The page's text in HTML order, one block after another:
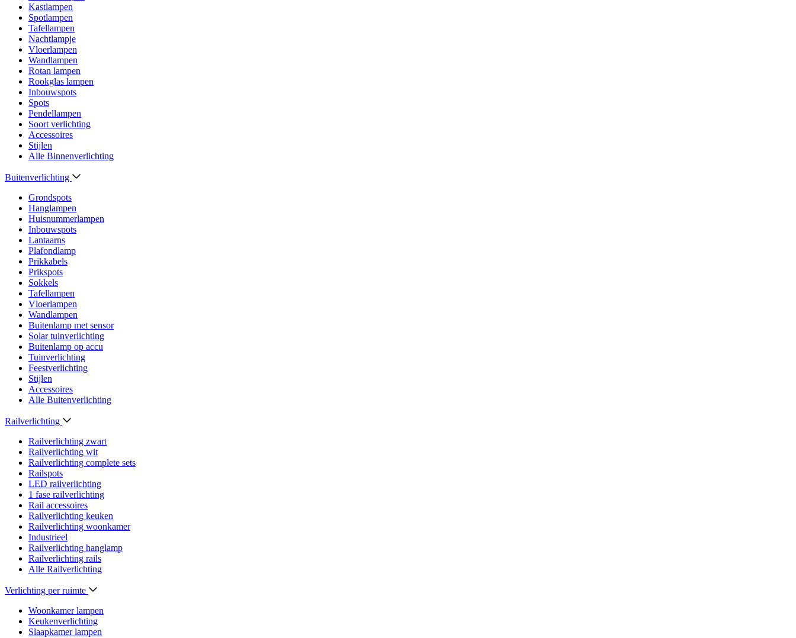
Kastlampen
Spotlampen
Tafellampen
Nachtlampje
Vloerlampen
Wandlampen
Rotan lampen
Rookglas lampen
Inbouwspots
Spots
Pendellampen
Soort verlichting
Accessoires
Stijlen
Alle Binnenverlichting
Buitenverlichting
Grondspots
Hanglampen
Huisnummerlampen
Inbouwspots
Lantaarns
Plafondlamp
Prikkabels
Prikspots
Sokkels
Tafellampen
Vloerlampen
Wandlampen
Buitenlamp met sensor
Solar tuinverlichting
Buitenlamp op accu
Tuinverlichting
Feestverlichting
Stijlen
Accessoires
Alle Buitenverlichting
Railverlichting
Railverlichting zwart
Railverlichting wit
Railverlichting complete sets
Railspots
LED railverlichting
1 fase railverlichting
Rail accessoires
Railverlichting keuken
Railverlichting woonkamer
Industrieel
Railverlichting hanglamp
Railverlichting rails
Alle Railverlichting
Verlichting per ruimte
Woonkamer lampen
Keukenverlichting
Slaapkamer lampen